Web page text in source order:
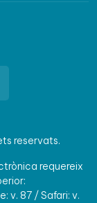
reservats.
requereix
v. 87 / Safari: v.